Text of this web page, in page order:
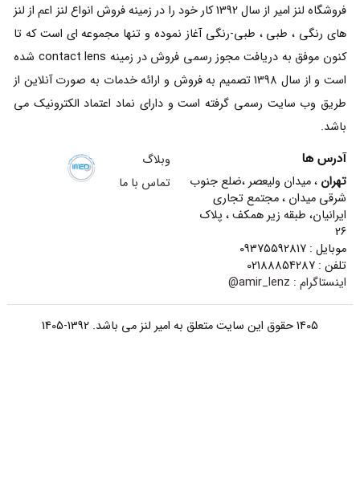
فروشگاه لنز امیر از سال 1392 کار خود را در زمینه فروش انواع لنز اعم از لنز
های رنگی ، طبی ، طبی-رنگی آغاز نموده و تنها مجموعه ای است که تا
کنون موفق به دریافت مجوز رسمی فروش در زمینه contact lens شده
است و از سال 1398 تصمیم به فروش و ارائه خدمات به صورت آنلاین از
طریق وب سایت رسمی گرفته است و دارای نماد اعتماد الکترونیک می
باشد.
آدرس ها
تهران ، میدان ولیعصر ،ضلع جنوب
شرقی میدان ، مجتمع تجاری
ایرانیان، طبقه زیر همکف ، پلاک
26
موبایل : 09375592817
تلفن : 02188854287
اینستاگرام : amir_lenz@
وبلاگ
تماس با ما
1405 حقوق این سایت متعلق به امیر لنز می باشد. 1392-1405